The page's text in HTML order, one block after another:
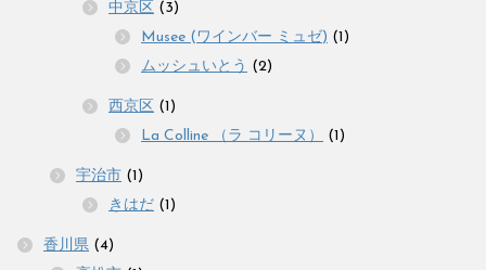
中京区 (3)
Musee (ワインバー ミュゼ) (1)
ムッシュいとう (2)
西京区 (1)
La Colline （ラ コリーヌ）
(1)
宇治市 (1)
きはだ (1)
香川県 (4)